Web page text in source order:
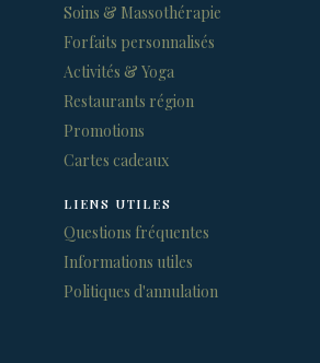
Soins & Massothérapie
Forfaits personnalisés
Activités & Yoga
Restaurants région
Promotions
Cartes cadeaux
LIENS UTILES
Questions fréquentes
Informations utiles
Politiques d'annulation